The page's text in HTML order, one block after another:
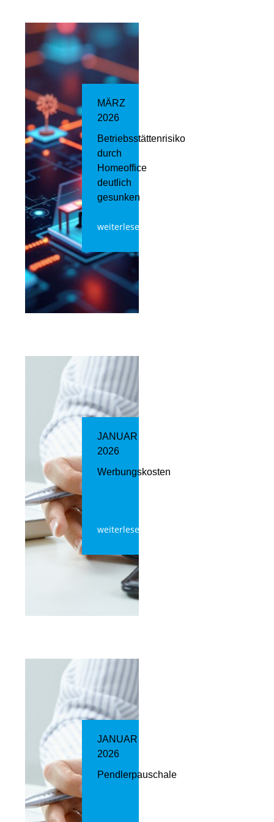
MÄRZ
2026
Betriebsstättenrisiko
durch
Homeoffice
deutlich
gesunken
weiterlesen
JANUAR
2026
Werbungskosten
weiterlesen
JANUAR
2026
Pendlerpauschale